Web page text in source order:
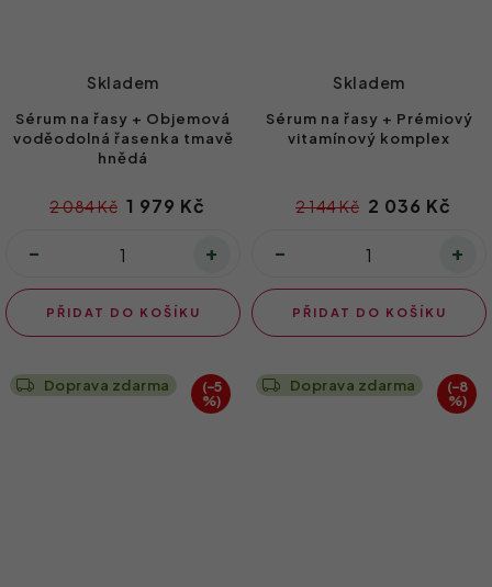
Sérum na řasy + Objemová
voděodolná řasenka tmavě
hnědá
Skladem
1 979 Kč
2 084 Kč
PŘIDAT DO KOŠÍKU
Sérum na řasy + Prémiový
vitamínový komplex
Skladem
2 036 Kč
2 144 Kč
PŘIDAT DO KOŠÍKU
Doprava zdarma
(–5
%)
Doprava zdarma
(–8
%)